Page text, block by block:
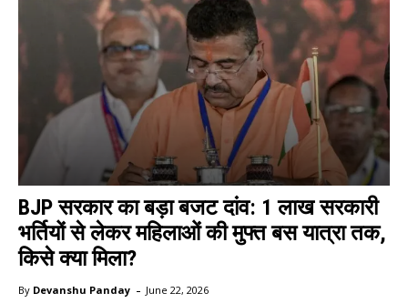
BJP सरकार का बड़ा बजट दांव: 1 लाख सरकारी
भर्तियों से लेकर महिलाओं की मुफ्त बस यात्रा तक,
किसे क्या मिला?
By Devanshu Panday - June 22, 2026